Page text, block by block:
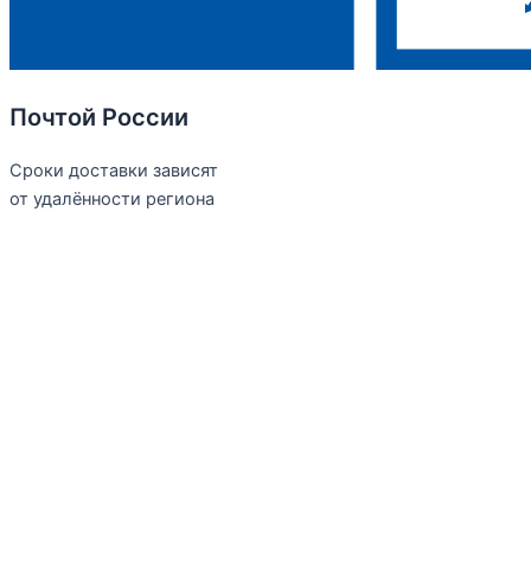
Почтой России
Сроки доставки зависят
от удалённости региона